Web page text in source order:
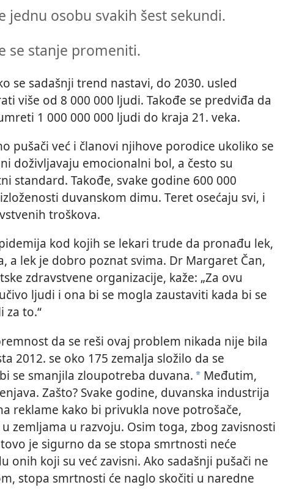
jednu osobu svakih šest sekundi.
se stanje promeniti.
se sadašnji trend nastavi, do 2030. usled
više od 8 000 000 ljudi. Takođe se predviđa da
1 000 000 000 ljudi do kraja 21. veka.
pušači već i članovi njihove porodice ukoliko se
doživljavaju emocionalni bol, a često su
standard. Takođe, svake godine 600 000
duvanskom dimu. Teret osećaju svi, i
troškova.
kod kojih se lekari trude da pronađu lek,
a lek je dobro poznat svima. Dr Margaret Čan,
zdravstvene organizacije, kaže: „Za ovu
ljudi i ona bi se mogla zaustaviti kada bi se
za to.“
da se reši ovaj problem nikada nije bila
2012. se oko 175 zemalja složilo da se
se smanjila zloupotreba duvana. * Međutim,
Zašto? Svake godine, duvanska industrija
reklame kako bi privukla nove potrošače,
zemljama u razvoju. Osim toga, zbog zavisnosti
je sigurno da se stopa smrtnosti neće
onih koji su već zavisni. Ako sadašnji pušači ne
stopa smrtnosti će naglo skočiti u naredne